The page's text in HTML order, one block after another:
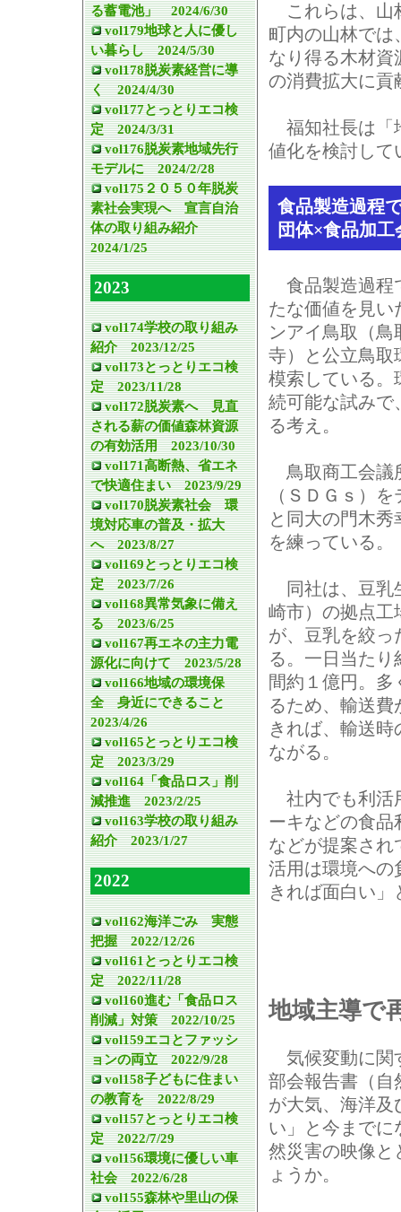
る蓄電池」 2024/6/30
vol179地球と人に優し
い暮らし 2024/5/30
vol178脱炭素経営に導
く 2024/4/30
vol177とっとりエコ検
定 2024/3/31
vol176脱炭素地域先行
モデルに 2024/2/28
vol175２０５０年脱炭
素社会実現へ 宣言自治
体の取り組み紹介
2024/1/25
2023
vol174学校の取り組み
紹介 2023/12/25
vol173とっとりエコ検
定 2023/11/28
vol172脱炭素へ 見直
される薪の価値森林資源
の有効活用 2023/10/30
vol171高断熱、省エネ
で快適住まい 2023/9/29
vol170脱炭素社会 環
境対応車の普及・拡大
へ 2023/8/27
vol169とっとりエコ検
定 2023/7/26
vol168異常気象に備え
る 2023/6/25
vol167再エネの主力電
源化に向けて 2023/5/28
vol166地域の環境保
全 身近にできること
2023/4/26
vol165とっとりエコ検
定 2023/3/29
vol164「食品ロス」削
減推進 2023/2/25
vol163学校の取り組み
紹介 2023/1/27
2022
vol162海洋ごみ 実態
把握 2022/12/26
vol161とっとりエコ検
定 2022/11/28
vol160進む「食品ロス
削減」対策 2022/10/25
vol159エコとファッシ
ョンの両立 2022/9/28
vol158子どもに住まい
の教育を 2022/8/29
vol157とっとりエコ検
定 2022/7/29
vol156環境に優しい車
社会 2022/6/28
vol155森林や里山の保
これらは、山
町内の山林では
なり得る木材資
の消費拡大に貢
福知社長は「
値化を検討して
食品製造過程
団体×食品加工
食品製造過程
たな価値を見い
ンアイ鳥取（鳥
寺）と公立鳥取
模索している。
続可能な試みで
る考え。
鳥取商工会議
（ＳＤＧｓ）
と同大の門木
を練っている。
同社は、豆乳
崎市）の拠点工
が、豆乳を絞っ
る。一日当た
間約１億円。
るため、輸送
きれば、輸送
ながる。
社内でも利活
ーキなどの食品
などが提案され
活用は環境への
きれば面白い」
地域主導で
気候変動に関
部会報告書（自
が大気、海洋及
い」と今までに
然災害の映像と
ょうか。